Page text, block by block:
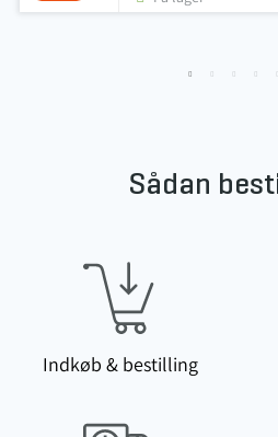
Sådan
Indkøb & bestilling